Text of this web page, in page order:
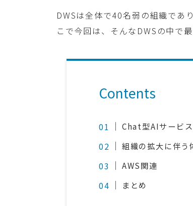
DWSは全体で40名弱の組織であ
こで今回は、そんなDWSの中で
Contents
Chat型AIサービ
組織の拡大に伴う
AWS関連
まとめ